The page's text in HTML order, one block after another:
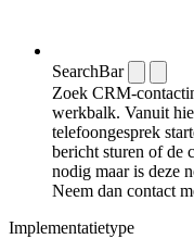
SearchBar
Zoek CRM-
werkbalk. Vanuit
telefoongesprek
bericht sturen of de
nodig maar is deze
Neem dan contact
Implementatietype